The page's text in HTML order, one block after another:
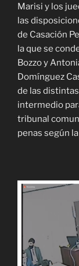
Marisi y los
las
de Casación
la que se
Bozzo y
Domínguez
de las
intermedio
tribunal
penas según